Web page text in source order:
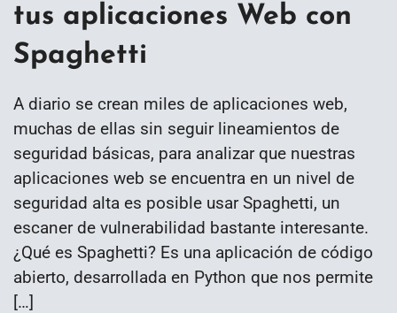
tus aplicaciones Web con
Spaghetti
A diario se crean miles de aplicaciones web,
muchas de ellas sin seguir lineamientos de
seguridad básicas, para analizar que nuestras
aplicaciones web se encuentra en un nivel de
seguridad alta es posible usar Spaghetti, un
escaner de vulnerabilidad bastante interesante.
¿Qué es Spaghetti? Es una aplicación de código
abierto, desarrollada en Python que nos permite
[…]